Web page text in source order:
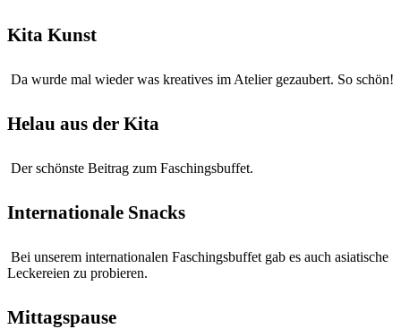
Kita Kunst
Da wurde mal wieder was kreatives im Atelier gezaubert. So schön!
Helau aus der Kita
Der schönste Beitrag zum Faschingsbuffet.
Internationale Snacks
Bei unserem internationalen Faschingsbuffet gab es auch asiatische
Leckereien zu probieren.
Mittagspause